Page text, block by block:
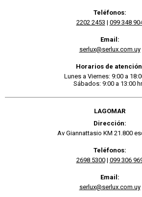
Teléfonos:
2202 2453 | 099 348
Email:
serlux@serlux.com.uy
Horarios de
Lunes a Viernes: 9:00 a
Sábados: 9:00 a 13:00
LAGOMAR
Dirección:
Av Giannattasio KM 21.800
Teléfonos:
2698 5300| 099 306
Email:
serlux@serlux.com.uy